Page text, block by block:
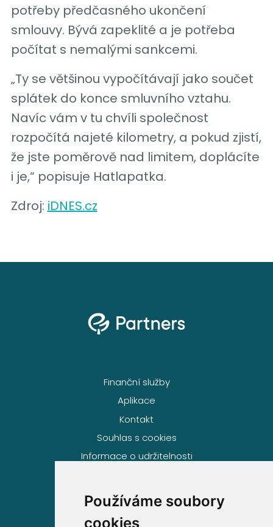
Používáme soubory
cookies
potřeby předčasného ukončení
smlouvy. Bývá zapeklité a je potřeba
počítat s nemalými sankcemi.
„Ty se většinou vypočítávají jako součet
splátek do konce smluvního vztahu.
Navíc vám v tu chvíli společnost
rozpočítá najeté kilometry, a pokud zjistí,
že jste poměrově nad limitem, doplácíte
i je,“ popisuje Hatlapatka.
Zdroj: iDNES.cz
Finanční služby
Aplikace
Kontakt
Souhlas s cookies
Informace o udržitelnosti
Volejte zdarma na